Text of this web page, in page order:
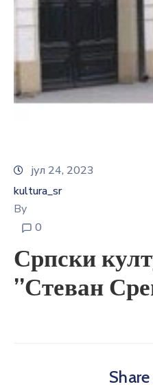
Српски
јул 24, 2023
kultura_sr
By
0
Српски
’’Стеван